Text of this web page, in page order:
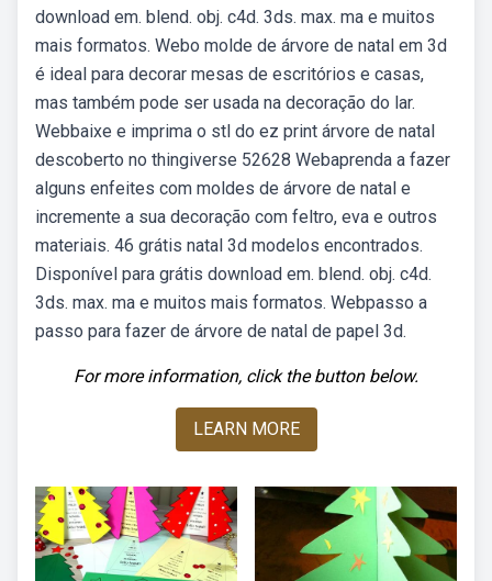
download em. blend. obj. c4d. 3ds. max. ma e muitos
mais formatos. Webo molde de árvore de natal em 3d
é ideal para decorar mesas de escritórios e casas,
mas também pode ser usada na decoração do lar.
Webbaixe e imprima o stl do ez print árvore de natal
descoberto no thingiverse 52628 Webaprenda a fazer
alguns enfeites com moldes de árvore de natal e
incremente a sua decoração com feltro, eva e outros
materiais. 46 grátis natal 3d modelos encontrados.
Disponível para grátis download em. blend. obj. c4d.
3ds. max. ma e muitos mais formatos. Webpasso a
passo para fazer de árvore de natal de papel 3d.
For more information, click the button below.
LEARN MORE